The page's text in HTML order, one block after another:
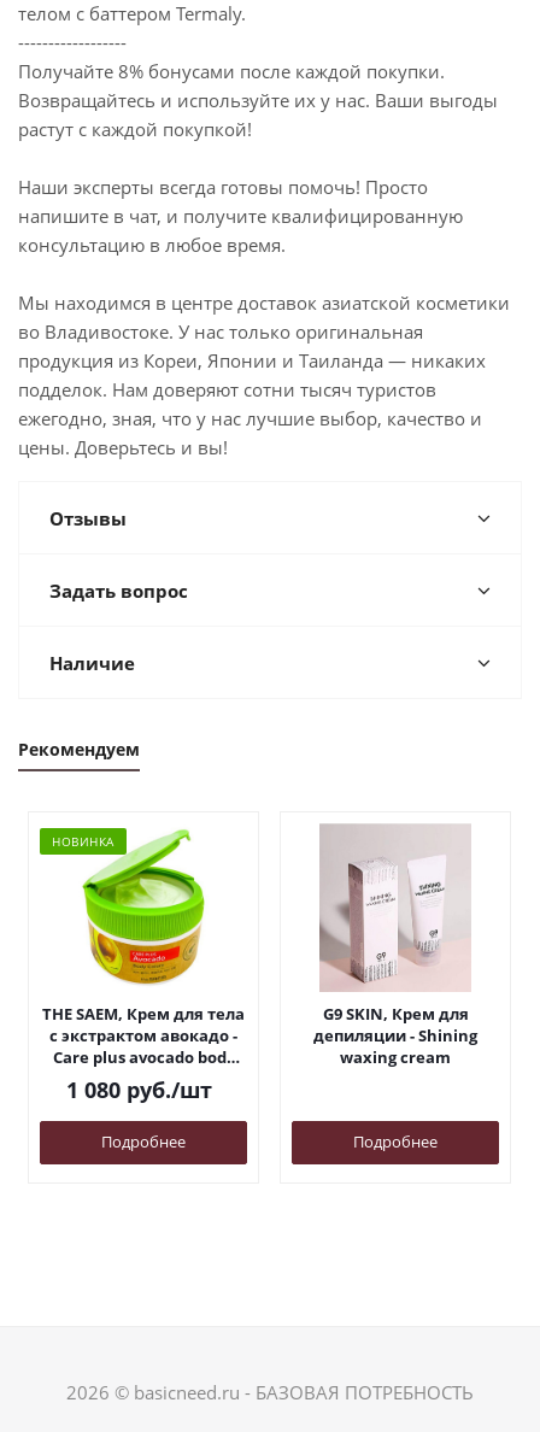
телом с баттером Termaly.
------------------
Получайте 8% бонусами после каждой покупки.
Возвращайтесь и используйте их у нас. Ваши выгоды
растут с каждой покупкой!
Наши эксперты всегда готовы помочь! Просто
напишите в чат, и получите квалифицированную
консультацию в любое время.
Мы находимся в центре доставок азиатской косметики
во Владивостоке. У нас только оригинальная
продукция из Кореи, Японии и Таиланда — никаких
подделок. Нам доверяют сотни тысяч туристов
ежегодно, зная, что у нас лучшие выбор, качество и
цены. Доверьтесь и вы!
Отзывы
Задать вопрос
Наличие
Рекомендуем
НОВИНКА
THE SAEM, Крем для тела
с экстрактом авокадо -
Care plus avocado body
cream
1 080 руб./шт
Подробнее
G9 SKIN, Крем для
депиляции - Shining
waxing cream
Подробнее
2026 © basicneed.ru - БАЗОВАЯ ПОТРЕБНОСТЬ